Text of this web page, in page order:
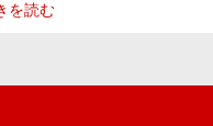
を読む